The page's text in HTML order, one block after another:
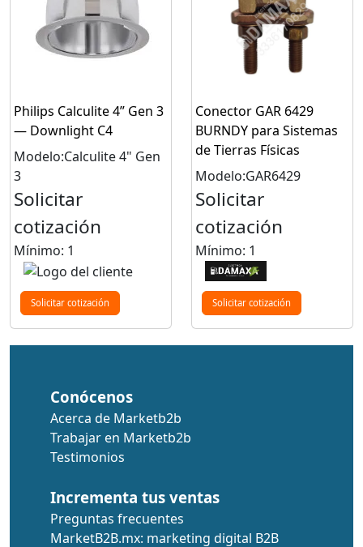
Philips Calculite 4” Gen 3
— Downlight C4
Modelo:Calculite 4" Gen
3
Solicitar
cotización
Mínimo: 1
Solicitar cotización
Conector GAR 6429
BURNDY para Sistemas
de Tierras Físicas
Modelo:GAR6429
Solicitar
cotización
Mínimo: 1
Solicitar cotización
Conócenos
Acerca de Marketb2b
Trabajar en Marketb2b
Testimonios
Incrementa tus ventas
Preguntas frecuentes
MarketB2B.mx: marketing digital B2B